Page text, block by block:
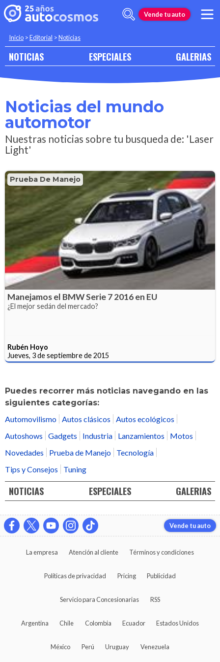
Vende tu auto
Inicio >Editorial >Noticias
NOTICIAS ESPECIALES GALERIAS
Noticias del mundo
automotor
Nuestras noticias sobre tu busqueda de: 'Laser
Light'
Prueba De Manejo
Manejamos el BMW Serie 7 2016 en EU
¿El mejor sedán del mercado?
Rubén Hoyo
Jueves, 3 de septiembre de 2015
Puedes recorrer más noticias navegando en las
siguientes categorías:
Automovilismo Autos clásicos
Autos ecológicos
Autoshows
Gadgets Industria Lanzamientos
Motos
Novedades
Prueba de Manejo
Tecnología
Tips y Consejos
Tuning
NOTICIAS ESPECIALES GALERIAS
Vende tu auto
La empresa Atención al cliente Términos y condiciones
Políticas de privacidad Pricing Publicidad
Servicio para Concesionarias RSS
Argentina Chile Colombia Ecuador Estados Unidos
México Perú Uruguay Venezuela